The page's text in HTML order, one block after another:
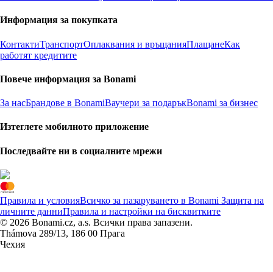
Информация за покупката
КонтактиТранспортОплаквания и връщанияПлащанеКак
работят кредитите
Повече информация за Bonami
За насБрандове в BonamiВаучери за подаръкBonami за бизнес
Изтеглете мобилното приложение
Последвайте ни в социалните мрежи
Правила и условияВсичко за пазаруването в Bonami Защита на
личните данниПравила и настройки на бисквитките
© 2026 Bonami.cz, a.s. Всички права запазени.
Thámova 289/13, 186 00 Прага
Чехия